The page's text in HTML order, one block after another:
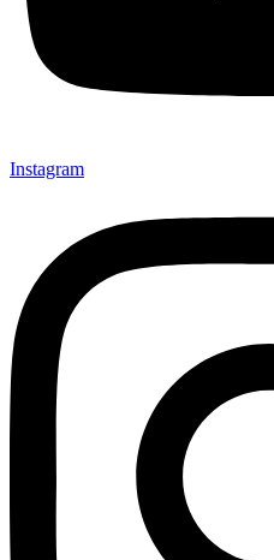
Instagram